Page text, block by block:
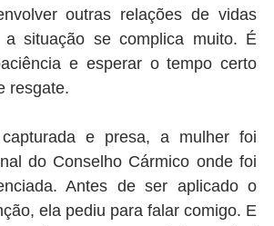
outras relações de vidas
situação se complica muito. É
e esperar o tempo certo
resgate.
e presa, a mulher foi
do Conselho Cármico onde foi
Antes de ser aplicado o
ela pediu para falar comigo. E